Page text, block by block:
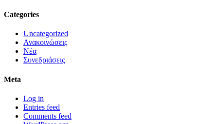
Categories
Uncategorized
Ανακοινώσεις
Νέα
Συνεδριάσεις
Meta
Log in
Entries feed
Comments feed